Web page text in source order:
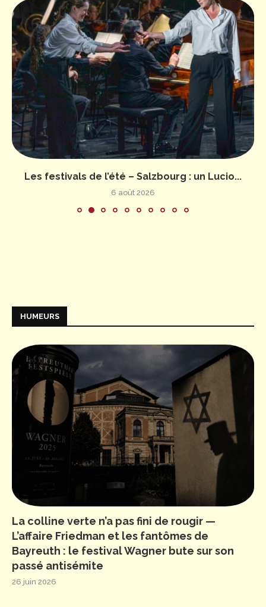
Les festivals de l’été – Salzbourg : un Lucio...
6 août 2026
HUMEURS
La colline verte n’a pas fini de rougir —
L’affaire Friedman et les fantômes de
Bayreuth : le festival Wagner bute sur son
passé antisémite
26 juin 2026